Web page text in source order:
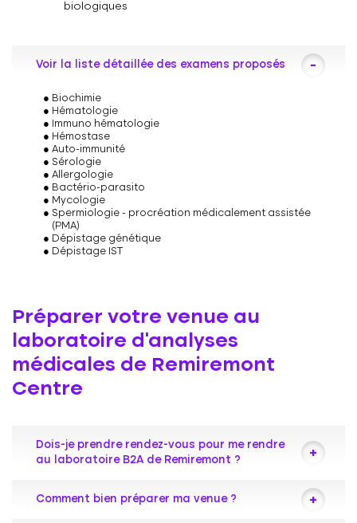
biologiques
Voir la liste détaillée des examens proposés
Biochimie
Hématologie
Immuno hématologie
Hémostase
Auto-immunité
Sérologie
Allergologie
Bactério-parasito
Mycologie
Spermiologie - procréation médicalement assistée
(PMA)
Dépistage génétique
Dépistage IST
Préparer votre venue au
laboratoire d’analyses
médicales de Remiremont
Centre
Dois-je prendre rendez-vous pour me rendre
au laboratoire B2A de Remiremont ?
Votre laboratoire de biologie médicale vous
Comment bien préparer ma venue ?